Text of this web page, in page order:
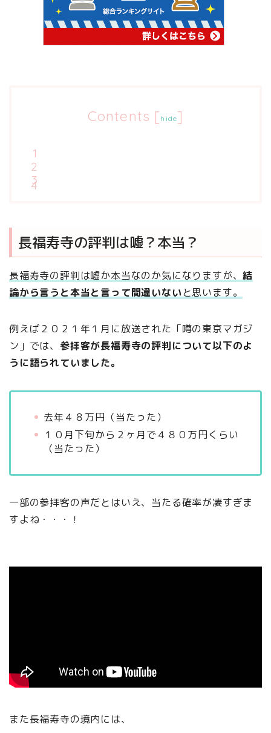
Contents [ hide]
長福寿寺の評判は嘘？本当？
長福寿寺の評判は嘘か本当なのか気になりますが、結
論から言うと本当と言って間違いないと思います。
例えば２０２１年１月に放送された「噂の東京マガジ
ン」では、 参拝客が長福寿寺の評判について以下のよ
うに語られていました。
去年４８万円（当たった）
１０月下旬から２ヶ月で４８０万円くらい
（当たった）
一部の参拝客の声だとはいえ、当たる確率が凄すぎま
すよね・・・！
また長福寿寺の境内には、